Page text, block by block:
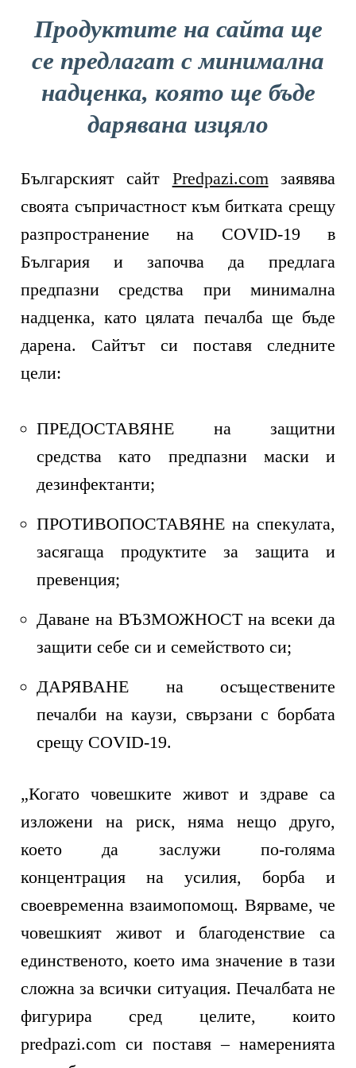
Продуктите на сайта ще
се предлагат с минимална
надценка, която ще бъде
дарявана изцяло
Българският сайт Predpazi.comзаявява
своята съпричастност към битката срещу
разпространение на COVID-19 в
България и започва да предлага
предпазни средства при минимална
надценка, като цялата печалба ще бъде
дарена. Сайтът си поставя следните
цели:
ПРЕДОСТАВЯНЕ на защитни
средства като предпазни маски и
дезинфектанти;
ПРОТИВОПОСТАВЯНЕ на спекулата,
засягаща продуктите за защита и
превенция;
Даване на ВЪЗМОЖНОСТ на всеки да
защити себе си и семейството си;
ДАРЯВАНЕ на осъществените
печалби на каузи, свързани с борбата
срещу COVID-19.
„Когато човешките живот и здраве са
изложени на риск, няма нещо друго,
което да заслужи по-голяма
концентрация на усилия, борба и
своевременна взаимопомощ. Вярваме, че
човешкият живот и благоденствие са
единственото, което има значение в тази
сложна за всички ситуация. Печалбата не
фигурира сред целите, които
predpazi.com си поставя – намеренията